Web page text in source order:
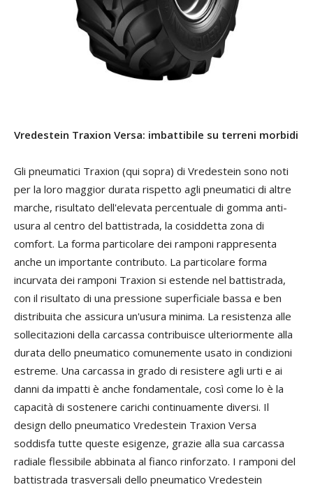
Vredestein Traxion Versa: imbattibile su terreni morbidi
Gli pneumatici Traxion (qui sopra) di Vredestein sono noti
per la loro maggior durata rispetto agli pneumatici di altre
marche, risultato dell'elevata percentuale di gomma anti-
usura al centro del battistrada, la cosiddetta zona di
comfort. La forma particolare dei ramponi rappresenta
anche un importante contributo. La particolare forma
incurvata dei ramponi Traxion si estende nel battistrada,
con il risultato di una pressione superficiale bassa e ben
distribuita che assicura un'usura minima. La resistenza alle
sollecitazioni della carcassa contribuisce ulteriormente alla
durata dello pneumatico comunemente usato in condizioni
estreme. Una carcassa in grado di resistere agli urti e ai
danni da impatti è anche fondamentale, così come lo è la
capacità di sostenere carichi continuamente diversi. Il
design dello pneumatico Vredestein Traxion Versa
soddisfa tutte queste esigenze, grazie alla sua carcassa
radiale flessibile abbinata al fianco rinforzato. I ramponi del
battistrada trasversali dello pneumatico Vredestein